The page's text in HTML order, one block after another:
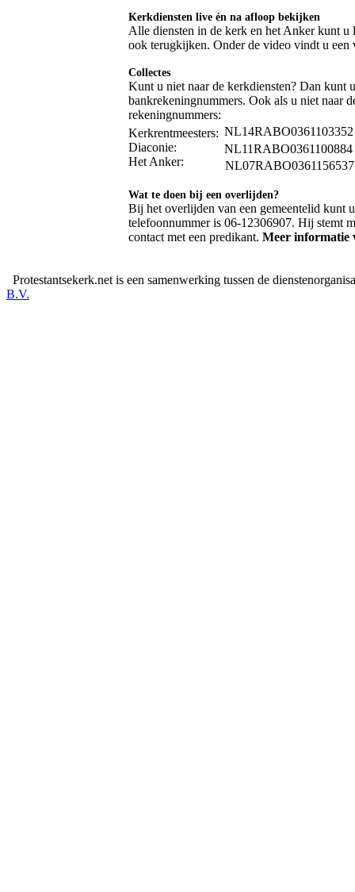
Kerkdiensten live én na afloop bekijken
Alle diensten in de kerk en het Anker kunt
ook terugkijken. Onder de video vindt u
Collectes
Kunt u niet naar de kerkdiensten? Dan kunt
bankrekeningnummers. Ook als u niet naar
rekeningnummers:
Kerkrentmeesters:
Diaconie:
Het Anker:
NL11RABO0361100884
NL07RABO0361156537
Wat te doen bij een overlijden?
Bij het overlijden van een gemeentelid kunt
telefoonnummer is 06-12306907. Hij stemt
contact met een predikant. Meer
Protestantsekerk.net is een samenwerking tussen de
B.V.